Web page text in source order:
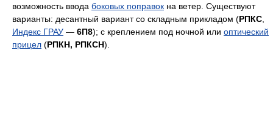
возможность ввода боковых поправок на ветер. Существуют
варианты: десантный вариант со складным прикладом (РПКС
Индекс ГРАУ — 6П8); с креплением под ночной или оптический
прицел (РПКН, РПКСН).